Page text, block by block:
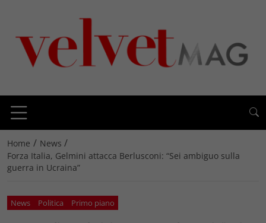
Home / News /
Forza Italia, Gelmini attacca Berlusconi: “Sei ambiguo sulla
guerra in Ucraina”
News Politica Primo piano